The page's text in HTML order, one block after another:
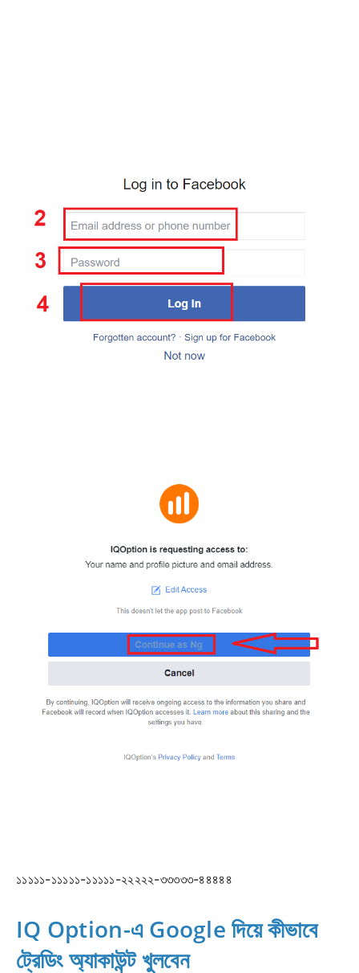
১১১১১-১১১১১-১১১১১-২২২২২-৩৩৩৩৩-৪৪৪৪৪
IQ Option-এ Google দিয়ে কীভাবে
ট্রেডিং অ্যাকাউন্ট খুলবেন